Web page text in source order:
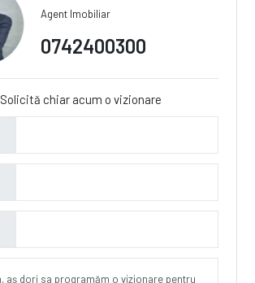
Agent Imobiliar
0742400300
Solicită chiar acum o vizionare